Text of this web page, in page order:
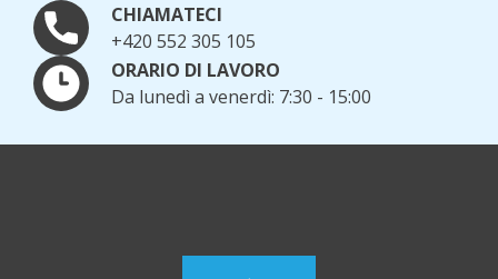
CHIAMATECI
+420 552 305 105
ORARIO DI LAVORO
Da lunedì a venerdì: 7:30 - 15:00